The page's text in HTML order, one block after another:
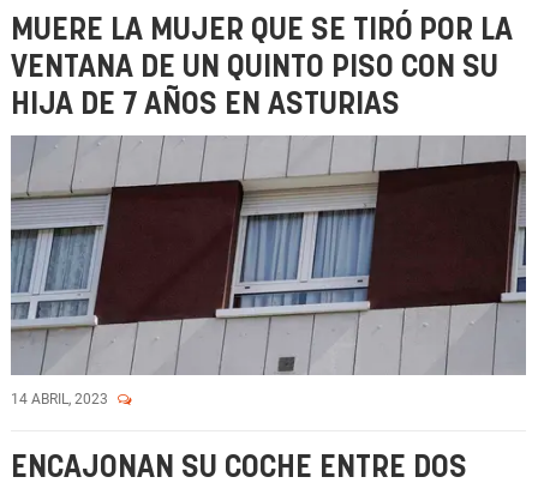
MUERE LA MUJER QUE SE TIRÓ POR LA
VENTANA DE UN QUINTO PISO CON SU
HIJA DE 7 AÑOS EN ASTURIAS
14 ABRIL, 2023
ENCAJONAN SU COCHE ENTRE DOS